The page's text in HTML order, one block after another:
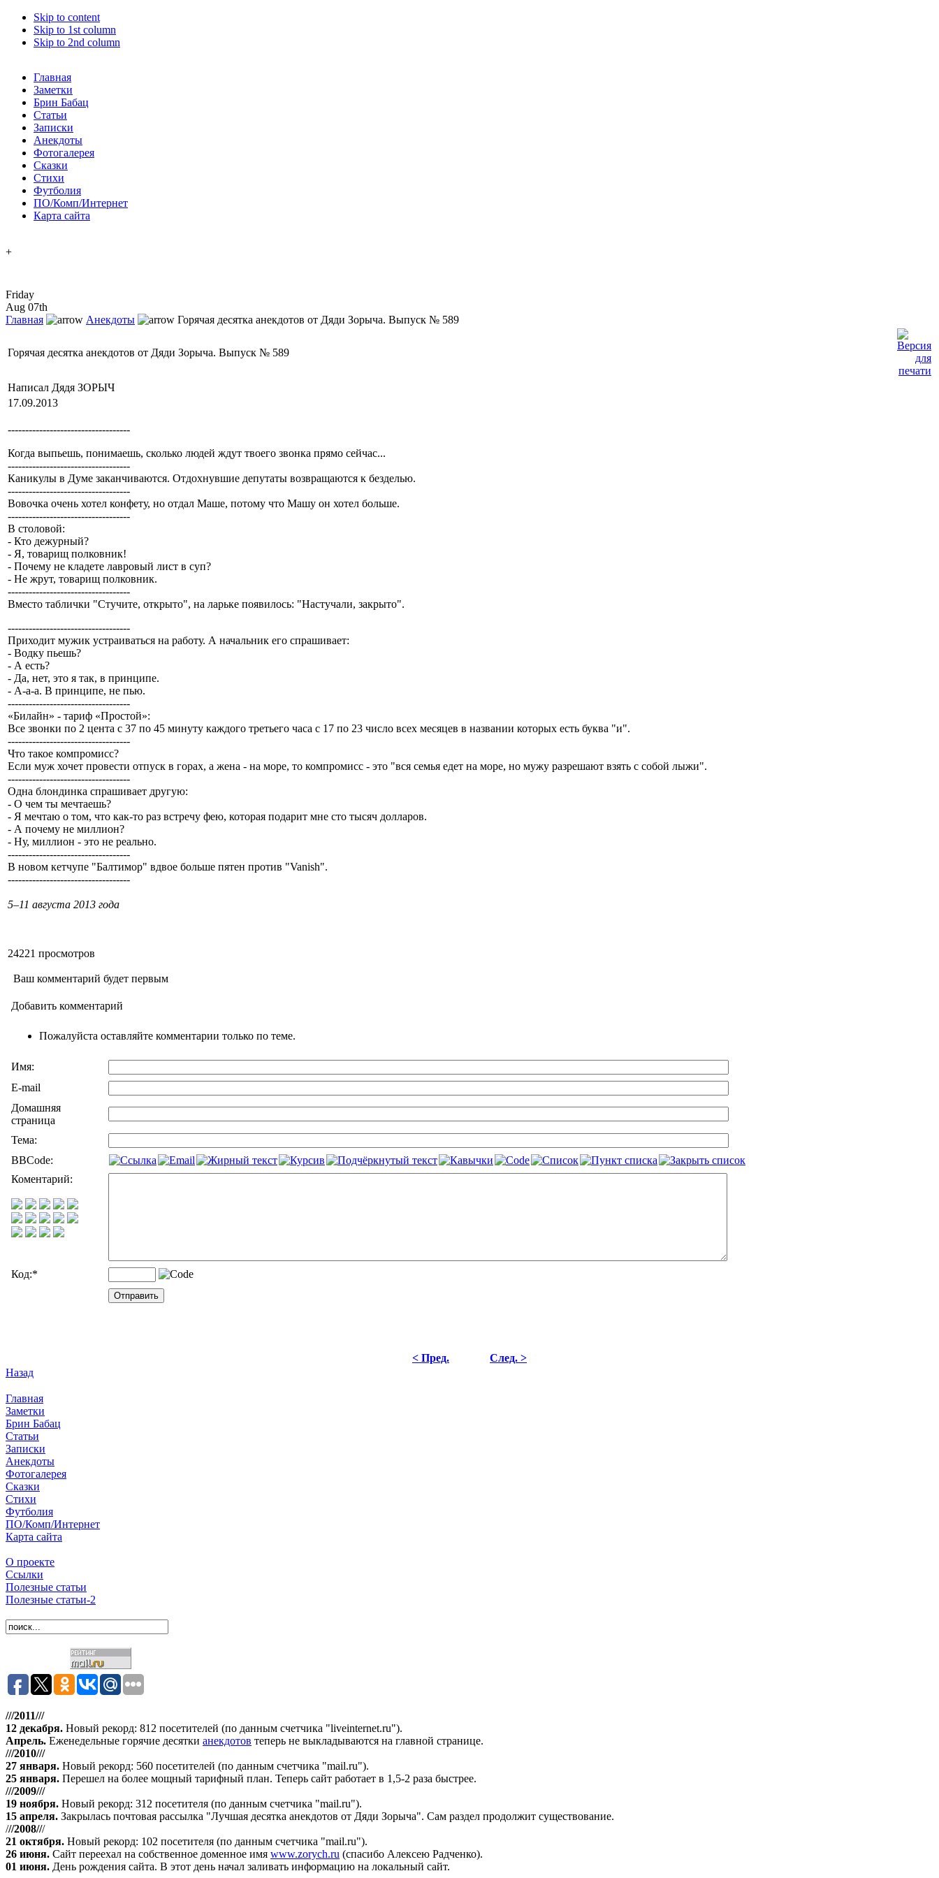
Skip to content
Skip to 1st column
Skip to 2nd column
Главная
Заметки
Брин Бабац
Статьи
Записки
Анекдоты
Фотогалерея
Сказки
Стихи
Футболия
ПО/Комп/Интернет
Карта сайта
+
Friday
Aug 07th
Главная
Анекдоты Горячая десятка анекдотов от Дяди Зорыча. Выпуск № 589
Горячая десятка анекдотов от Дяди Зорыча. Выпуск № 589
Написал Дядя ЗОРЫЧ
17.09.2013
-----------------------------------
Когда выпьешь, понимаешь, сколько людей ждут твоего звонка прямо сейчас...
-----------------------------------
Каникулы в Думе заканчиваются. Отдохнувшие депутаты возвращаются к безделью.
-----------------------------------
Вовочка очень хотел конфету, но отдал Маше, потому что Машу он хотел больше.
-----------------------------------
В столовой:
- Кто дежурный?
- Я, товарищ полковник!
- Почему не кладете лавровый лист в суп?
- Не жрут, товарищ полковник.
-----------------------------------
Вместо таблички "Стучите, открыто", на ларьке появилось: "Настучали, закрыто".
-----------------------------------
Приходит мужик устраиваться на работу. А начальник его спрашивает:
- Водку пьешь?
- А есть?
- Да, нет, это я так, в принципе.
- А-а-а. В принципе, не пью.
-----------------------------------
«Билайн» - тариф «Простой»:
Все звонки по 2 цента с 37 по 45 минуту каждого третьего часа с 17 по 23 число всех месяцев в названии которых есть буква "и".
-----------------------------------
Что такое компромисс?
Если муж хочет провести отпуск в горах, а жена - на море, то компромисс - это "вся семья едет на море, но мужу разрешают взять с собой лыжи".
-----------------------------------
Одна блондинка спрашивает другую:
- О чем ты мечтаешь?
- Я мечтаю о том, что как-то раз встречу фею, которая подарит мне сто тысяч долларов.
- А почему не миллион?
- Ну, миллион - это не реально.
-----------------------------------
В новом кетчупе "Балтимор" вдвое больше пятен против "Vanish".
-----------------------------------
5–11 августа 2013 года
24221 просмотров
Ваш комментарий будет первым
Добавить комментарий
Пожалуйста оставляйте комментарии только по теме.
Имя:
E-mail
Домашняя
страница
Тема:
BBCode:
Коментарий:
Код:*
< Пред.
След. >
Назад
Главная
Заметки
Брин Бабац
Статьи
Записки
Анекдоты
Фотогалерея
Сказки
Стихи
Футболия
ПО/Комп/Интернет
Карта сайта
О проекте
Ссылки
Полезные статьи
Полезные статьи-2
///2011///
12 декабря. Новый рекорд: 812 посетителей (по данным счетчика "liveinternet.ru").
Апрель. Еженедельные горячие десятки анекдотов теперь не выкладываются на главной странице.
///2010///
27 января. Новый рекорд: 560 посетителей (по данным счетчика "mail.ru").
25 января. Перешел на более мощный тарифный план. Теперь сайт работает в 1,5-2 раза быстрее.
///2009///
19 ноября. Новый рекорд: 312 посетителя (по данным счетчика "mail.ru").
15 апреля. Закрылась почтовая рассылка "Лучшая десятка анекдотов от Дяди Зорыча". Сам раздел продолжит существование.
///2008///
21 октября. Новый рекорд: 102 посетителя (по данным счетчика "mail.ru").
26 июня. Сайт переехал на собственное доменное имя www.zorych.ru (спасибо Алексею Радченко).
01 июня. День рождения сайта. В этот день начал заливать информацию на локальный сайт.